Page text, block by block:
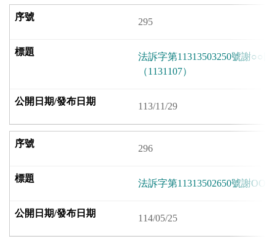
295
法訴字第11313503250號謝○○
（1131107）
113/11/29
296
法訴字第11313502650號謝OO
114/05/25